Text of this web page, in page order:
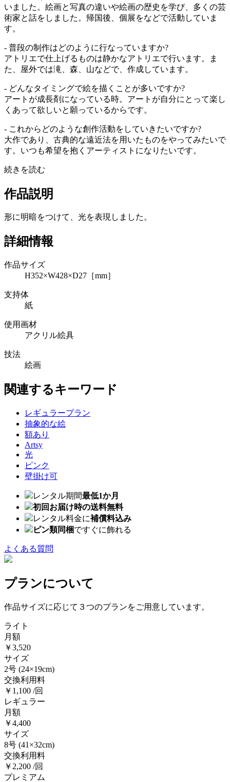
いました。絵画と写真の違いや絵画の歴史を学び、多くの芸
術家と話をしました。帰国後、個展をなどで活動していま
す。
- 普段の制作はどのように行なっていますか?
アトリエで仕上げるものは静かなアトリエで行います。ま
た、屋外では滝、森、山などで、作成しています。
- どんなタイミングで絵を描くことが多いですか?
アートが成長剤になっている時。アートが自分にとって楽し
くあって欲しいと願っているからです。
- これからどのような創作活動をしていきたいですか?
大作であり、古典的な遠近法を用いたものをやってみたいで
す。いつも希望を抱くアーティストになりたいです。
続きを読む
作品説明
形に明暗をつけて、光を表現しました。
詳細情報
作品サイズ
H352×W428×D27［mm］
支持体
紙
使用画材
アクリル絵具
技法
絵画
関連するキーワード
レギュラープラン
抽象的な絵
額あり
Artsy
光
ピンク
壁掛け可
レンタル期間最低1か月
初回お届け時の送料無料
レンタル料金に補償料込み
ピン類同梱ですぐに飾れる
よくある質問
プランについて
作品サイズに応じて３つのプランをご用意しています。
ライト
月額
￥3,520
サイズ
2号 (24×19cm)
交換利用料
￥1,100 /回
レギュラー
月額
￥4,400
サイズ
8号 (41×32cm)
交換利用料
￥2,200 /回
プレミアム